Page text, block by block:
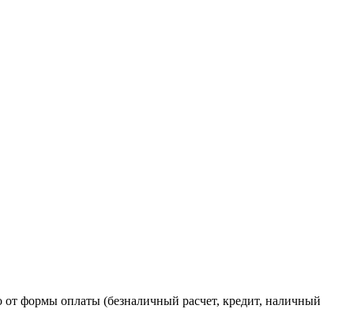
формы оплаты (безналичный расчет, кредит, наличный